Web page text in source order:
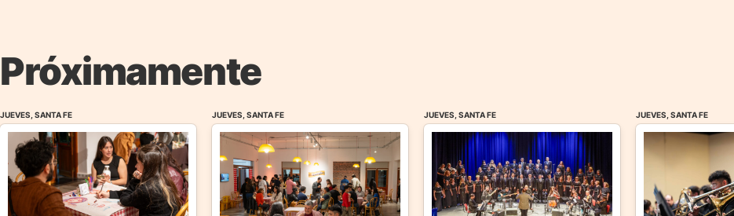
Próximamente
JUEVES, SANTA FE JUEVES, SANTA FE JUEVES, SANTA FE JUEVES, SANTA FE